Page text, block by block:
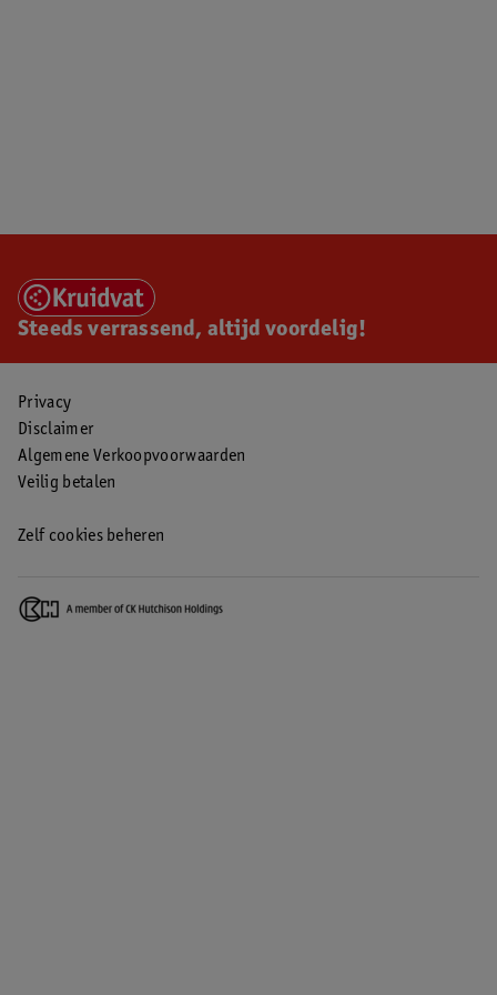
Steeds verrassend, altijd voordelig!
Privacy
Disclaimer
Algemene Verkoopvoorwaarden
Veilig betalen
Zelf cookies beheren